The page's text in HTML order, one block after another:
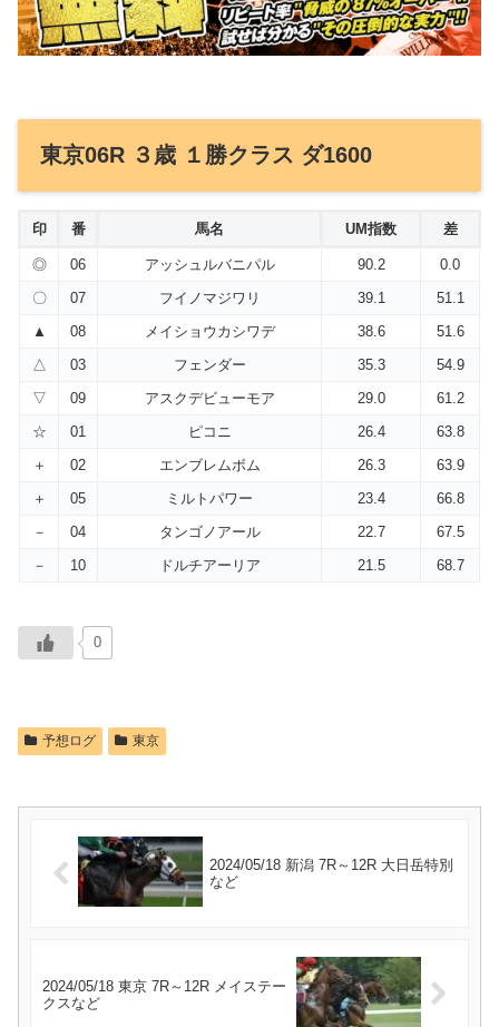
東京06R ３歳 １勝クラス ダ1600
印 番 馬名 UM指数 差
◎ 06 アッシュルバニパル 90.2
0.0
〇
07 フイノマジワリ 39.1
51.1
▲
08 メイショウカシワデ 38.6
51.6
△
03 フェンダー 35.3
54.9
▽
09 アスクデビューモア 29.0
61.2
☆
01 ピコニ 26.4
63.8
＋
02 エンブレムボム 26.3
63.9
＋
05 ミルトパワー 23.4
66.8
－
04 タンゴノアール 22.7
67.5
－
10 ドルチアーリア 21.5 68.7
0
予想ログ 東京
2024/05/18 新潟 7R～12R 大日岳特別
など
2024/05/18 東京 7R～12R メイステー
クスなど